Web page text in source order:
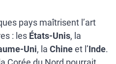
pays maîtrisent l’art
: les États-Unis, la
Uni, la Chineet l’Inde.